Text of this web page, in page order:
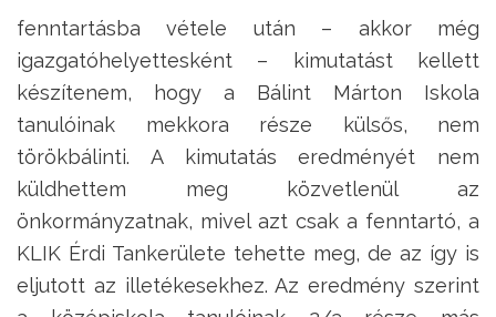
fenntartásba vétele után – akkor még
igazgatóhelyettesként – kimutatást kellett
készítenem, hogy a Bálint Márton Iskola
tanulóinak mekkora része külsős, nem
törökbálinti. A kimutatás eredményét nem
küldhettem meg közvetlenül az
önkormányzatnak, mivel azt csak a fenntartó, a
KLIK Érdi Tankerülete tehette meg, de az így is
eljutott az illetékesekhez. Az eredmény szerint